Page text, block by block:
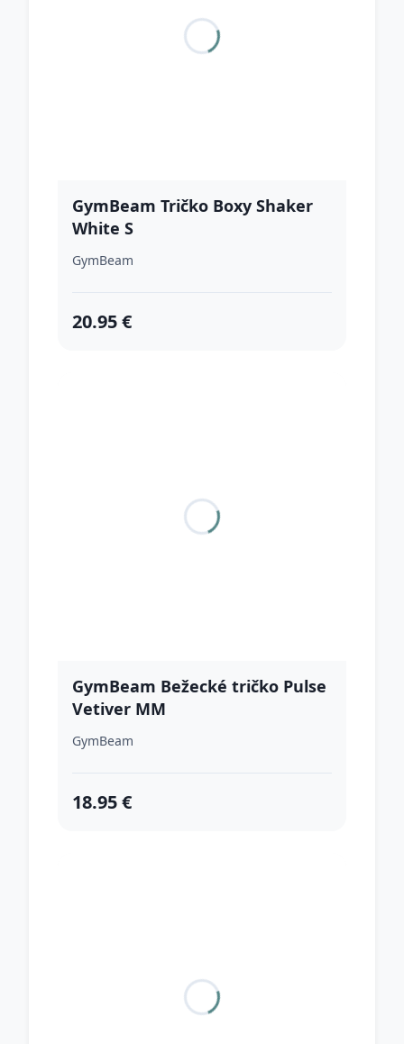
GymBeam Tričko Boxy Shaker
White S
GymBeam
20.95 €
GymBeam Bežecké tričko Pulse
Vetiver MM
GymBeam
18.95 €